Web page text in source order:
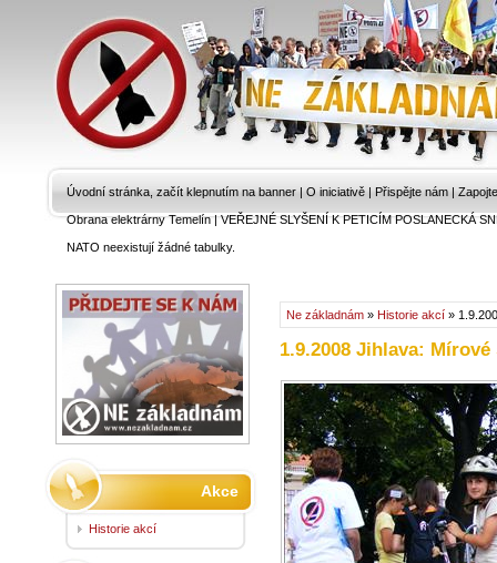
Úvodní stránka, začít klepnutím na banner | O iniciativě | Přispějte nám |
Obrana elektrárny Temelín|VEŘEJNÉ SLYŠENÍ K PETICÍM POSLANECKÁ
NATO neexistují žádné tabulky.
Ne základnám » Historie akcí »
1.9.2008 Jihlava:
Akce
Historie akcí